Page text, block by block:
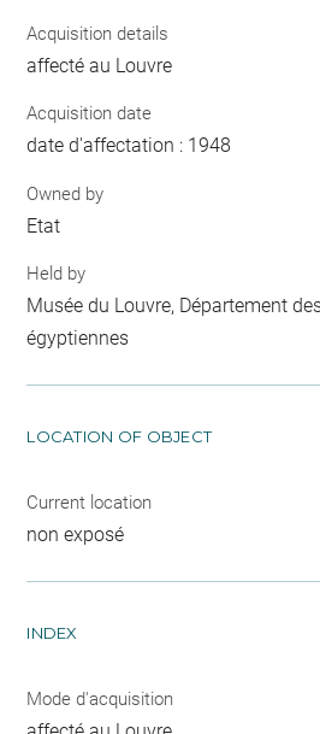
Acquisition details
affecté au Louvre
Acquisition date
date d'affectation : 1948
Owned by
Etat
Held by
Musée du Louvre, Département
égyptiennes
LOCATION OF OBJECT
Current location
non exposé
INDEX
Mode d'acquisition